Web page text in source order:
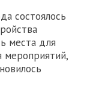
состоялось
места для
мероприятий,